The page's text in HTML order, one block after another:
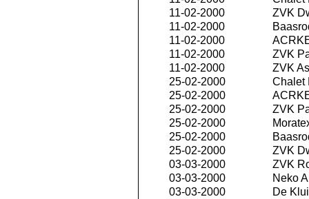
11-02-2000
ZVK
11-02-2000
11-02-2000
11-02-2000
ZVK
11-02-2000
ZVK
25-02-2000
Chalet
25-02-2000
25-02-2000
ZVK
25-02-2000
25-02-2000
25-02-2000
ZVK
03-03-2000
ZVK
03-03-2000
Neko
03-03-2000
De